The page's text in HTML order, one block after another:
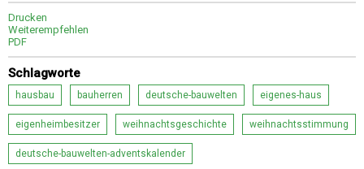
Drucken
Weiterempfehlen
PDF
Schlagworte
hausbau bauherren deutsche-bauwelten eigenes-haus
eigenheimbesitzer weihnachtsgeschichte weihnachtsstimmung
deutsche-bauwelten-adventskalender